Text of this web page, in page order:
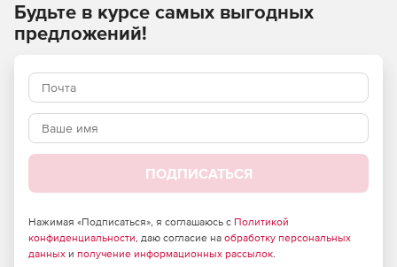
незаменимые для быстрой и качественной обработки и
воспроизведения медиа контента.
Будьте в курсе самых выгодных
предложений!
ПОДПИСАТЬСЯ
Нажимая «Подписаться», я соглашаюсь с Политикой
конфиденциальности, даю согласие на обработку персональных
данных и получение информационных рассылок.